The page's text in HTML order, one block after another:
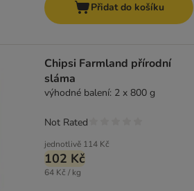
Přidat do košíku
Chipsi Farmland přírodní
sláma
výhodné balení: 2 x 800 g
jednotlivě 114 Kč
102 Kč
64 Kč / kg
Not Rated